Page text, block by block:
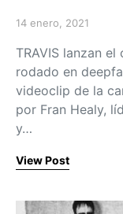
Posted on
14 enero, 2021
TRAVIS lanzan
rodado en
videoclip de la
por Fran Healy,
y…
View Post